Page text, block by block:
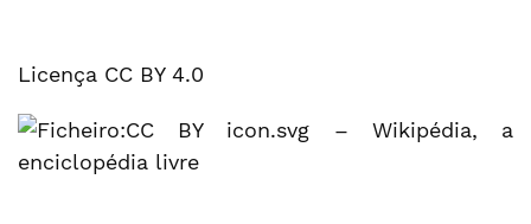
Licença CC BY 4.0